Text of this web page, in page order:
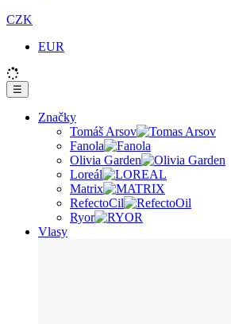
CZK
EUR
☰
Značky
Tomáš Arsov
Fanola
Olivia Garden
Loreál
Matrix
RefectoCil
Ryor
Vlasy